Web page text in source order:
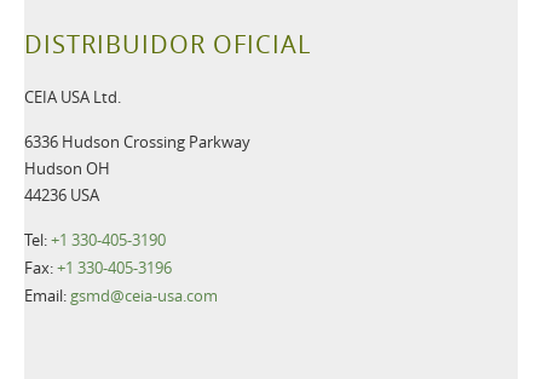
DISTRIBUIDOR OFICIAL
CEIA USA Ltd.
6336 Hudson Crossing Parkway
Hudson OH
44236 USA
Tel:+1 330-405-3190
Fax:+1 330-405-3196
Email: gsmd@ceia-usa.com